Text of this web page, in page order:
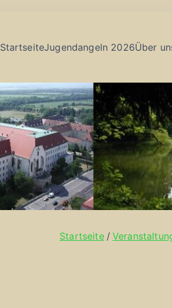
StartseiteJugendangeln 2026Über
Startseite